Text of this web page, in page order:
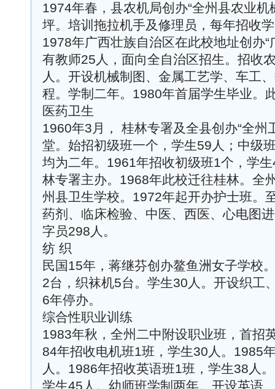
1974年春，县农机局创办“全州县农业机
坪。培训拖拉机手及修理员，每年招收
1978年广西壮族自治区在此校地址创办“
有教师25人，面向全自治区招生。招收
人。开设机械制图、金属工艺学、车工
程。学制二年。1980年首届学生毕业。
医药卫生
1960年3月， 桂林专署及全县创办“全州
堂。始招初级班一个，学生59人；中级
均为二年。1961年招收初级班1个，学
林专署主办。1968年此校迁往桂林。全
州县卫生学校。1972年起开办护士班。
药剂、临床检验、中医、西医、心电图
字员298人。
纺 织
民国15年，蒋继芬创办鳌鱼洲女子学校
2台，织袜机5台。学生30人。开设织工
6年停办。
综合性职业训练
1983年秋，全州二中附设职业班，首招
84年招收电机班1班，学生30人。1985
人。1986年招收英语班1班，学生38人
学生45人。幼师班学制两年。开设英语